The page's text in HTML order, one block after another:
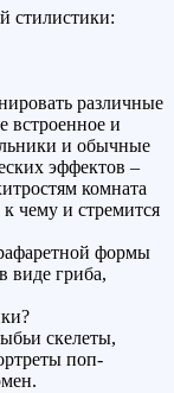
стилистики:
различные
встроенное и
и обычные
эффектов –
комната
чему и стремится
формы
виде гриба,
скелеты,
поп-